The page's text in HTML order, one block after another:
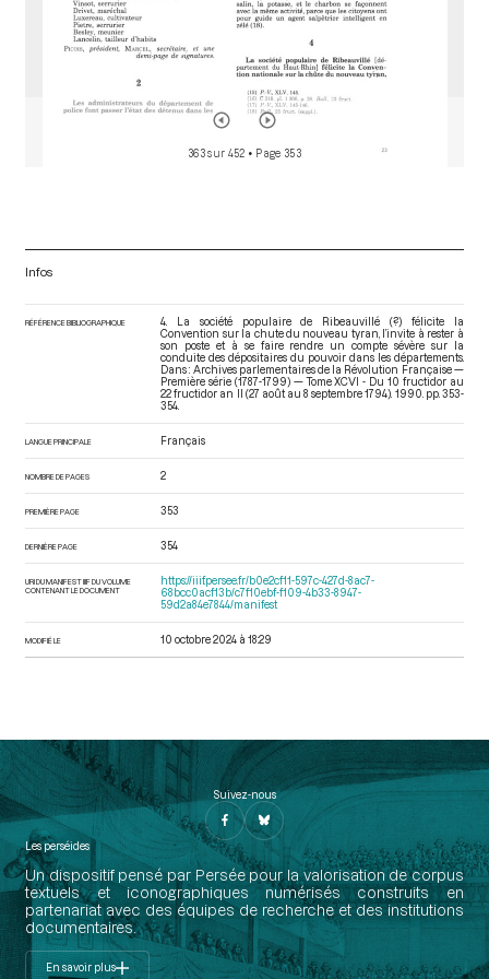
363 sur 452 • Page 353
Infos
RÉFÉRENCE BIBLIOGRAPHIQUE
4. La société populaire de Ribeauvillé (?) félicite la
Convention sur la chute du nouveau tyran, l’invite à rester à
son poste et à se faire rendre un compte sévère sur la
conduite des dépositaires du pouvoir dans les départements.
Dans : Archives parlementaires de la Révolution Française —
Première série (1787-1799) — Tome XCVI - Du 10 fructidor au
22 fructidor an II (27 août au 8 septembre 1794) . 1990. pp. 353-
354.
LANGUE PRINCIPALE Français
NOMBRE DE PAGES 2
PREMIÈRE PAGE 353
DERNIÈRE PAGE 354
URI DU MANIFEST IIIF DU VOLUME
CONTENANT LE DOCUMENT
https://iiif.persee.fr/b0e2cf11-597c-427d-8ac7-
68bcc0acf13b/c7f10ebf-f109-4b33-8947-
59d2a84e7844/manifest
MODIFIÉ LE 10 octobre 2024 à 18:29
Suivez-nous
Les perséides
Un dispositif pensé par Persée pour la valorisation de corpus
textuels et iconographiques numérisés construits en
partenariat avec des équipes de recherche et des institutions
documentaires.
En savoir plus